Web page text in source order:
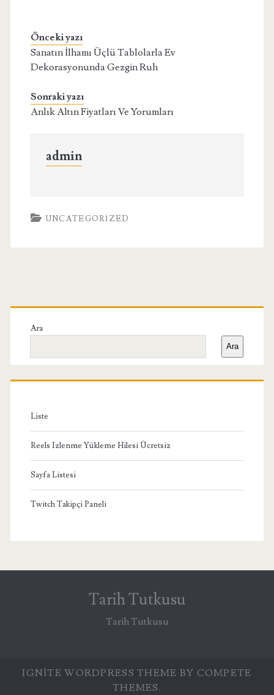
Önceki yazı
Sanatın İlhamı Üçlü Tablolarla Ev
Dekorasyonunda Gezgin Ruh
Sonraki yazı
Anlık Altın Fiyatları Ve Yorumları
admin
UNCATEGORIZED
Birincil
Yan
Menü
Ara
Ara
Liste
Reels Izlenme Yükleme Hilesi Ücretsiz
Sayfa Listesi
Twitch Takipçi Paneli
Tarih Tutkusu
Tarih Tutkusu
IGNITE WORDPRESS THEME BY COMPETE
THEMES.